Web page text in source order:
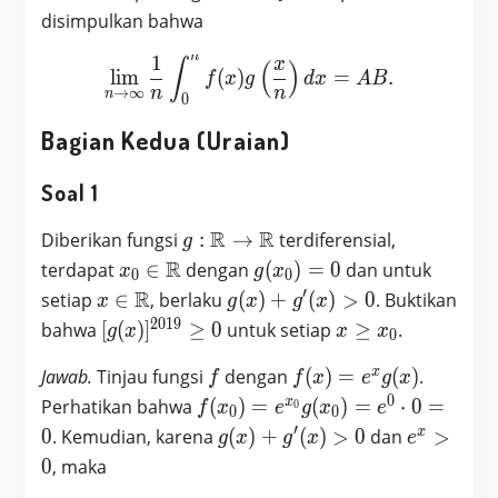
disimpulkan bahwa
\lim_{n \to \infty}
n→∞
lim
n
1 ∫0
n
f(x)g ( n
x ) dx = AB.
Bagian Kedua (Uraian)
Soal 1
Diberikan fungsi g:
\mathbb{R}
\to
\mathbb{R}
g : R → Rterdiferensial,
terdapat x_0 \in
\mathbb{R}
x0 ∈ R dengan g(x_0)
= 0
g(x0) = 0 dan untuk
setiap x \in
\mathbb{R}
x ∈ R, berlaku g(x)
+
> 0
g(x) + g′(x) > 0. Buktikan
bahwa [g(x)]^{2019}
g(x) ]2019 ≥ 0 untuk setiapx
x_0
x ≥ x0.
Jawab. Tinjau fungsi ffdengan f(x)
=
e^x
g(x)
f(x) = exg(x).
Perhatikan bahwa f(x_0)
=
e^{x_0}
f(x0) = ex0 g(x0) = e0 ⋅ 0 =
0. Kemudian, karena g(x)
g(x) + g′(x) > 0 dane^x
ex
>
0, maka